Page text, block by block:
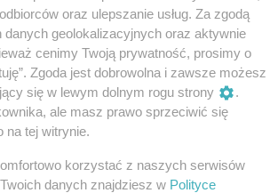
przy
ugodzony
w
zostało
℃
Zobacz prognozę na 3 dni
oraz ulepszanie usług. Za zgodą
geolokalizacyjnych oraz aktywnie
cenimy Twoją prywatność, prosimy o
Zgoda jest dobrowolna i zawsze możesz
się w lewym dolnym rogu strony
.
ale masz prawo sprzeciwić się
na tej witrynie.
korzystać z naszych serwisów
danych znajdziesz w Polityce